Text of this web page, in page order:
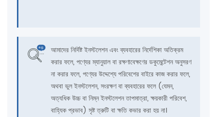
আমাদের নির্দিষ্ট ইনস্টলেশন এবং ব্যবহারের নির্দেশিকা অতিক্রম
করার ফলে, পণ্যের ম্যানুয়াল বা রক্ষণাবেক্ষণের ডকুমেন্টেশন অনুসরণ
না করার ফলে, পণ্যের উদ্দেশ্যে পরিবেশের বাইরে কাজ করার ফলে,
অথবা ভুল ইনস্টলেশন, সংরক্ষণ বা ব্যবহারের ফলে (যেমন,
অত্যধিক উচ্চ বা নিম্ন ইনস্টলেশন তাপমাত্রা, ক্ষয়কারী পরিবেশ,
বাহ্যিক প্রভাব) সৃষ্ট ত্রুটি বা ক্ষতি কভার করা হয় না।